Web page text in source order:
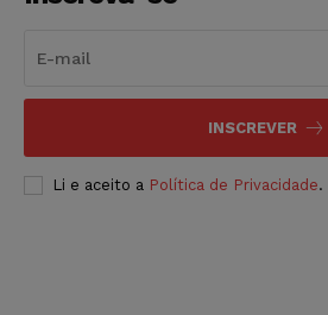
INSCREVER
Li e aceito a Política de Privacidade.